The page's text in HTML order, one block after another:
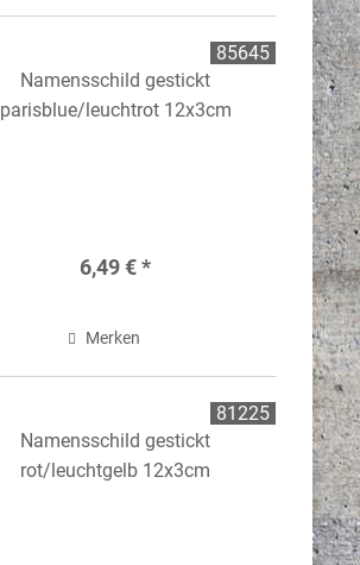
Namensschild gestickt
parisblue/leuchtrot 12x3cm
6,49 € *
Merken
85645
Namensschild gestickt
rot/leuchtgelb 12x3cm
81225